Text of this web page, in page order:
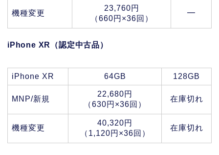
機種変更
23,760円
（660円×36回）
━
iPhone XR（認定中古品）
iPhone XR 64GB 128GB
MNP/新規
22,680円
（630円×36回）
在庫切れ
機種変更
40,320円
（1,120円×36回）
在庫切れ